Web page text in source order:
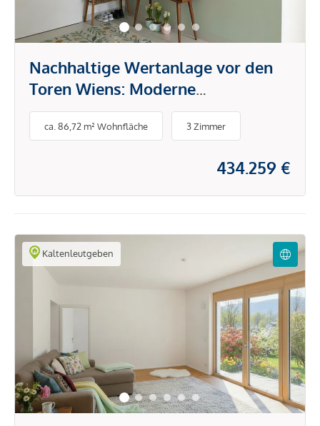
Nachhaltige Wertanlage vor den
Toren Wiens: Moderne
Vorsorgewohnungen im
Wienerwald
ca. 86,72 m² Wohnfläche 3 Zimmer
434.259 €
Kaltenleutgeben